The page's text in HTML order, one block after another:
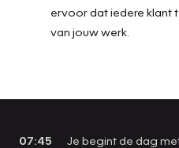
ervoor dat iedere klant
van jouw werk.
07:45
Je begint de dag